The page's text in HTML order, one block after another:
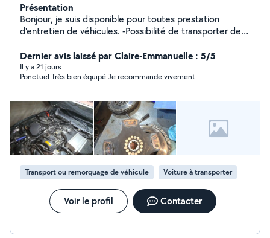
Présentation
Bonjour, je suis disponible pour toutes prestation
d'entretien de véhicules. -Possibilité de transporter des
Europe. - Je suis également chaudronnier, je peux donc
réaliser des soudure tig, mig, électrode enrobé... -Je
dispose de solidworks et d'une imprimante 3D je peux
Dernier avis laissé par Claire-Emmanuelle : 5/5
Il y a 21 jours
Ponctuel Très bien équipé Je recommande vivement
Transport ou remorquage de véhicule Voiture à transporter
Voir le profil Contacter